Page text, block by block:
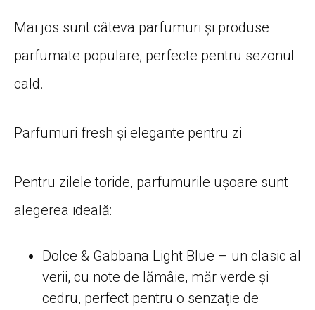
Mai jos sunt câteva parfumuri și produse
parfumate populare, perfecte pentru sezonul
cald.
Parfumuri fresh și elegante pentru zi
Pentru zilele toride, parfumurile ușoare sunt
alegerea ideală:
Dolce & Gabbana Light Blue – un clasic al
verii, cu note de lămâie, măr verde și
cedru, perfect pentru o senzație de